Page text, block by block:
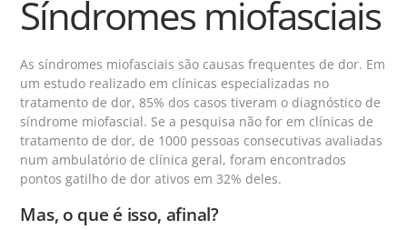
Síndromes miofasciais
As síndromes miofasciais são causas frequentes de dor. Em
um estudo realizado em clínicas especializadas no
tratamento de dor, 85% dos casos tiveram o diagnóstico de
síndrome miofascial. Se a pesquisa não for em clínicas de
tratamento de dor, de 1000 pessoas consecutivas avaliadas
num ambulatório de clínica geral, foram encontrados
pontos gatilho de dor ativos em 32% deles.
Mas, o que é isso, afinal?